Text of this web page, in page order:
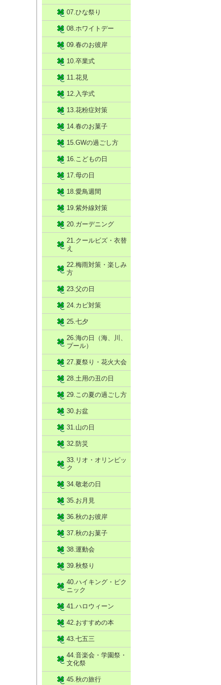
07.ひな祭り
08.ホワイトデー
09.春のお彼岸
10.卒業式
11.花見
12.入学式
13.花粉症対策
14.春のお菓子
15.GWの過ごし方
16.こどもの日
17.母の日
18.愛鳥週間
19.紫外線対策
20.ガーデニング
21.クールビズ・衣替
え
22.梅雨対策・楽しみ
方
23.父の日
24.カビ対策
25.七夕
26.海の日（海、川、
プール）
27.夏祭り・花火大会
28.土用の丑の日
29.この夏の過ごし方
30.お盆
31.山の日
32.防災
33.リオ・オリンピッ
ク
34.敬老の日
35.お月見
36.秋のお彼岸
37.秋のお菓子
38.運動会
39.秋祭り
40.ハイキング・ピク
ニック
41.ハロウィーン
42.おすすめの本
43.七五三
44.音楽会・学園祭・
文化祭
45.秋の旅行